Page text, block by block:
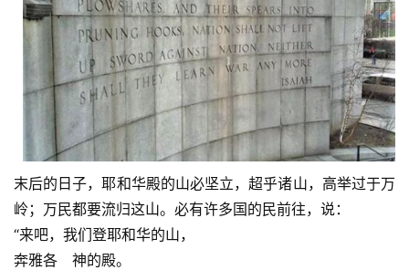
末后的日子，耶和华殿的山必坚立，超乎诸山，高举过于万
岭；万民都要流归这山。必有许多国的民前往，说：
“来吧，我们登耶和华的山，
奔雅各　神的殿。